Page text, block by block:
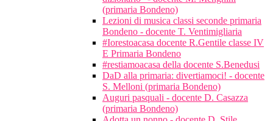
(primaria Bondeno)
Lezioni di musica classi seconde primaria
Bondeno - docente T. Ventimigliaria
#Iorestoacasa docente R.Gentile classe IV
E Primaria Bondeno
#restiamoacasa della docente S.Benedusi
DaD alla primaria: divertiamoci! - docente
S. Melloni (primaria Bondeno)
Auguri pasquali - docente D. Casazza
(primaria Bondeno)